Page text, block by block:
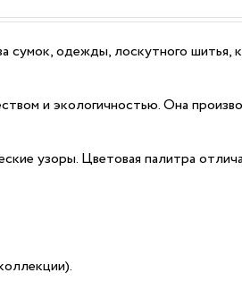
одежды, лоскутного шитья,
и экологичностью. Она
узоры. Цветовая палитра